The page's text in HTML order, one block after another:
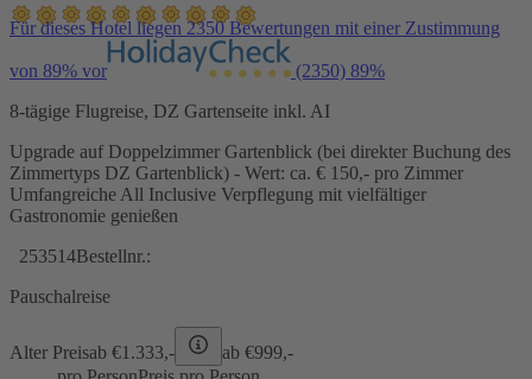
Für dieses Hotel liegen 2350 Bewertungen mit einer Zustimmung
von 89% vor (2350) 89%
8-tägige Flugreise, DZ Gartenseite inkl. AI
Upgrade auf Doppelzimmer Gartenblick (bei direkter Buchung des
Zimmertyps DZ Gartenblick) - Wert: ca. € 150,- pro Zimmer
Umfangreiche All Inclusive Verpflegung mit vielfältiger
Gastronomie genießen
253514Bestellnr.:
Pauschalreise
Alter Preisab €1.333,- ab €999,-